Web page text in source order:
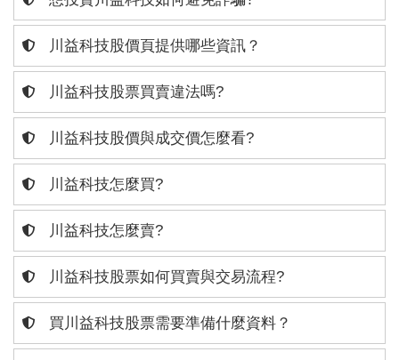
川益科技股價頁提供哪些資訊？
川益科技股票買賣違法嗎?
川益科技股價與成交價怎麼看?
川益科技怎麼買?
川益科技怎麼賣?
川益科技股票如何買賣與交易流程?
買川益科技股票需要準備什麼資料？